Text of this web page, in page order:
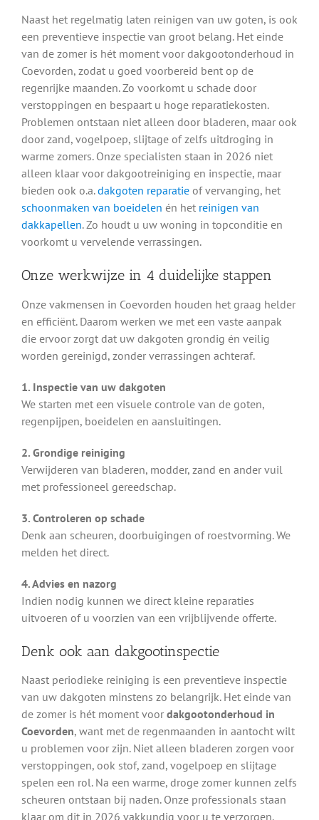
Naast het regelmatig laten reinigen van uw goten, is ook
een preventieve inspectie van groot belang. Het einde
van de zomer is hét moment voor dakgootonderhoud in
Coevorden, zodat u goed voorbereid bent op de
regenrijke maanden. Zo voorkomt u schade door
verstoppingen en bespaart u hoge reparatiekosten.
Problemen ontstaan niet alleen door bladeren, maar ook
door zand, vogelpoep, slijtage of zelfs uitdroging in
warme zomers. Onze specialisten staan in 2026 niet
alleen klaar voor dakgootreiniging en inspectie, maar
bieden ook o.a.dakgoten reparatieof vervanging, het
schoonmaken van boeidelen én het reinigen van
dakkapellen. Zo houdt u uw woning in topconditie en
voorkomt u vervelende verrassingen.
Onze werkwijze in 4 duidelijke stappen
Onze vakmensen in Coevorden houden het graag helder
en efficiënt. Daarom werken we met een vaste aanpak
die ervoor zorgt dat uw dakgoten grondig én veilig
worden gereinigd, zonder verrassingen achteraf.
1. Inspectie van uw dakgoten
We starten met een visuele controle van de goten,
regenpijpen, boeidelen en aansluitingen.
2. Grondige reiniging
Verwijderen van bladeren, modder, zand en ander vuil
met professioneel gereedschap.
3. Controleren op schade
Denk aan scheuren, doorbuigingen of roestvorming. We
melden het direct.
4. Advies en nazorg
Indien nodig kunnen we direct kleine reparaties
uitvoeren of u voorzien van een vrijblijvende offerte.
Denk ook aan dakgootinspectie
Naast periodieke reiniging is een preventieve inspectie
van uw dakgoten minstens zo belangrijk. Het einde van
de zomer is hét moment voor dakgootonderhoud in
Coevorden, want met de regenmaanden in aantocht wilt
u problemen voor zijn. Niet alleen bladeren zorgen voor
verstoppingen, ook stof, zand, vogelpoep en slijtage
spelen een rol. Na een warme, droge zomer kunnen zelfs
scheuren ontstaan bij naden. Onze professionals staan
klaar om dit in 2026 vakkundig voor u te verzorgen.